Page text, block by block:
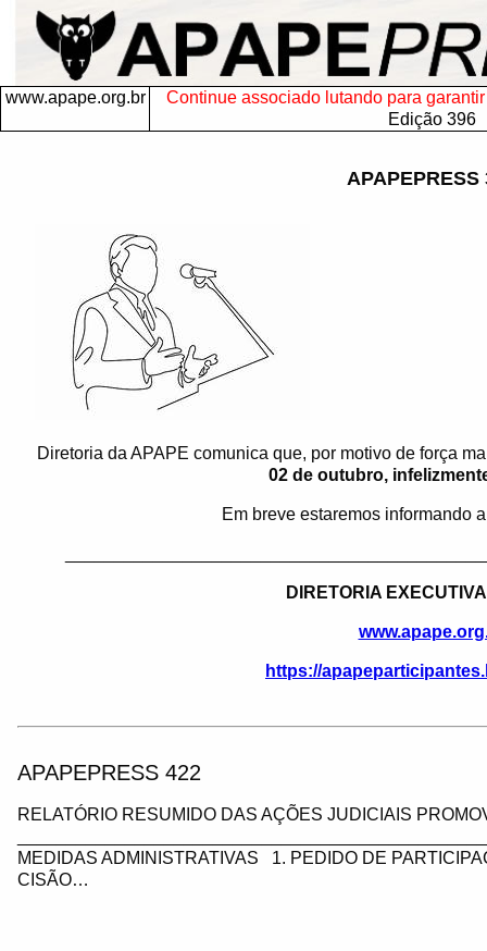
www.apape.org.br
Continue associado lutando para
Edição 396
APAPEPRESS
Diretoria da APAPE comunica que, por motivo de força
02 de outubro,
Em breve estaremos informando
DIRETORIA
https://
APAPEPRESS 422
RELATÓRIO RESUMIDO DAS AÇÕES JUDICIAIS
MEDIDAS ADMINISTRATIVAS 1. PEDIDO DE
CISÃO…